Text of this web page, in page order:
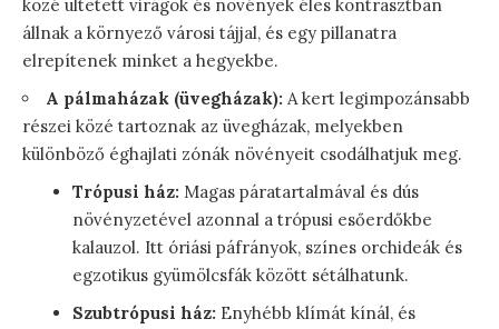
közé ültetett virágok és növények éles kontrasztban
állnak a környező városi tájjal, és egy pillanatra
elrepítenek minket a hegyekbe.
A pálmaházak (üvegházak): A kert legimpozánsabb
részei közé tartoznak az üvegházak, melyekben
különböző éghajlati zónák növényeit csodálhatjuk meg.
Trópusi ház: Magas páratartalmával és dús
növényzetével azonnal a trópusi esőerdőkbe
kalauzol. Itt óriási páfrányok, színes orchideák és
egzotikus gyümölcsfák között sétálhatunk.
Szubtrópusi ház: Enyhébb klímát kínál, és